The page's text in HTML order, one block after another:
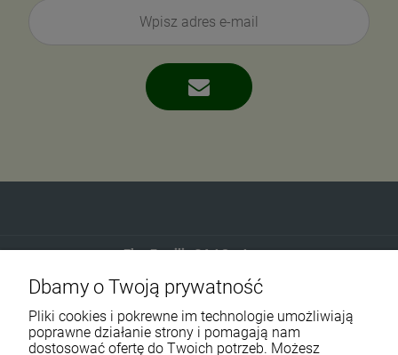
Eko-Familia GAJ Sp.Jawna
Gdańska 60
90-616 Łódź
Dbamy o Twoją prywatność
Pliki cookies i pokrewne im technologie umożliwiają
poprawne działanie strony i pomagają nam
dostosować ofertę do Twoich potrzeb. Możesz